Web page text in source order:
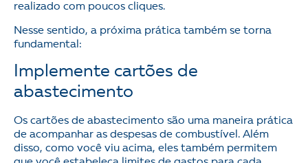
realizado com poucos cliques.
Nesse sentido, a próxima prática também se torna
fundamental:
Implemente cartões de
abastecimento
Os cartões de abastecimento são uma maneira prática
de acompanhar as despesas de combustível. Além
disso, como você viu acima, eles também permitem